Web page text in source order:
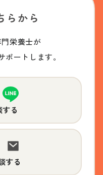
らから
栄養士が
ートします。
る
する